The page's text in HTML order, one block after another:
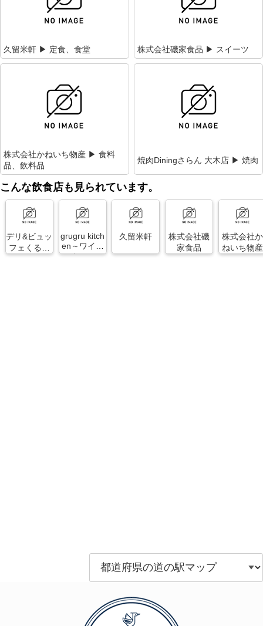
久留米軒 ▶ 定食、食堂 株式会社磯家食品 ▶ スイーツ
株式会社かねいち物産 ▶ 食料
品、飲料品
焼肉Diningさらん 大木店 ▶ 焼肉
こんな飲食店も見られています。
デリ&ビュッ
フェくるる
grugru kitch
en～ワイン
と生パスタ
久留米軒
株式会社磯
家食品
株式会社か
ねいち物産